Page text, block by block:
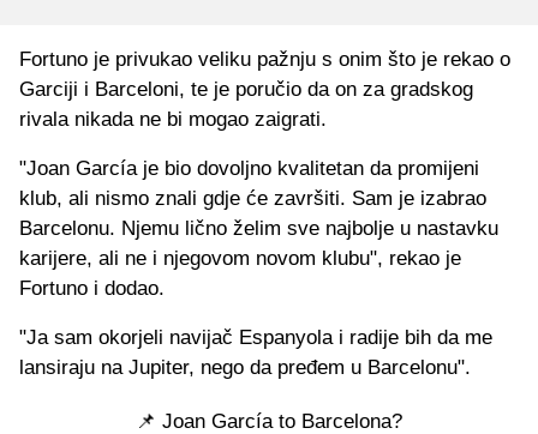
Fortuno je privukao veliku pažnju s onim što je rekao o
Garciji i Barceloni, te je poručio da on za gradskog
rivala nikada ne bi mogao zaigrati.
"Joan García je bio dovoljno kvalitetan da promijeni
klub, ali nismo znali gdje će završiti. Sam je izabrao
Barcelonu. Njemu lično želim sve najbolje u nastavku
karijere, ali ne i njegovom novom klubu", rekao je
Fortuno i dodao.
"Ja sam okorjeli navijač Espanyola i radije bih da me
lansiraju na Jupiter, nego da pređem u Barcelonu".
📌 Joan García to Barcelona?